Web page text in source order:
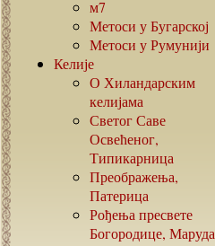
м7
Метоси у Бугарској
Метоси у Румунији
Келије
О Хиландарским
келијама
Светог Саве
Освећеног,
Типикарница
Преображења,
Патерица
Рођења пресвете
Богородице, Маруда